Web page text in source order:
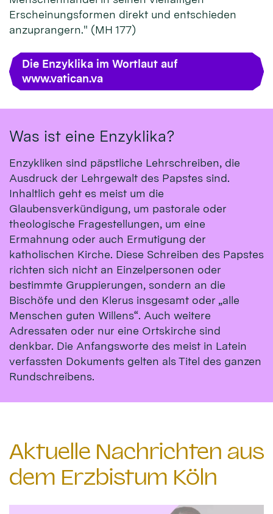
Erscheinungsformen direkt und entschieden
anzuprangern." (MH 177)
Die Enzyklika im Wortlaut auf
www.vatican.va
Was ist eine Enzyklika?
Enzykliken sind päpstliche Lehrschreiben, die
Ausdruck der Lehrgewalt des Papstes sind.
Inhaltlich geht es meist um die
Glaubensverkündigung, um pastorale oder
theologische Fragestellungen, um eine
Ermahnung oder auch Ermutigung der
katholischen Kirche. Diese Schreiben des Papstes
richten sich nicht an Einzelpersonen oder
bestimmte Gruppierungen, sondern an die
Bischöfe und den Klerus insgesamt oder „alle
Menschen guten Willens“. Auch weitere
Adressaten oder nur eine Ortskirche sind
denkbar. Die Anfangsworte des meist in Latein
verfassten Dokuments gelten als Titel des ganzen
Rundschreibens.
Aktuelle Nachrichten aus
dem Erzbistum Köln